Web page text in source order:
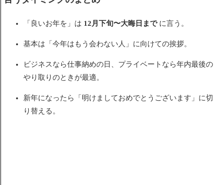
「良いお年を」は 12月下旬〜大晦日までに言う。
基本は「今年はもう会わない人」に向けての挨拶。
ビジネスなら仕事納めの日、プライベートなら年内最後の
やり取りのときが最適。
新年になったら「明けましておめでとうございます」に切
り替える。